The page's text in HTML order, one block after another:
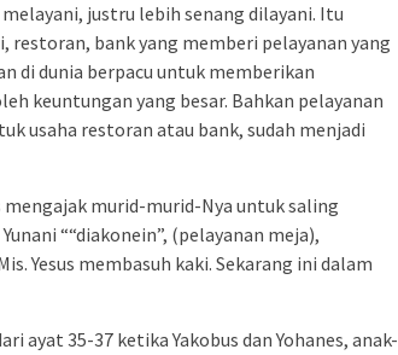
justru lebih senang dilayani. Itu
bank yang memberi pelayanan yang
di dunia berpacu untuk memberikan
keuntungan yang besar. Bahkan pelayanan
usaha restoran atau bank, sudah menjadi
mengajak murid-murid-Nya untuk saling
““diakonein”, (pelayanan meja),
Yesus membasuh kaki. Sekarang ini dalam
ayat 35-37 ketika Yakobus dan Yohanes, anak-